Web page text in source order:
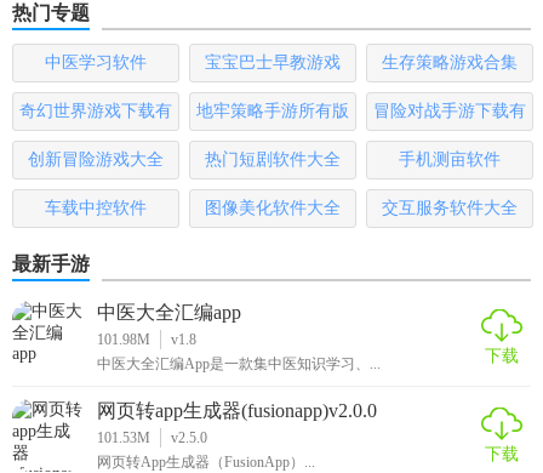
热门专题
中医学习软件 宝宝巴士早教游戏 生存策略游戏合集
奇幻世界游戏下载有
哪些
地牢策略手游所有版
本
冒险对战手游下载有
哪些
创新冒险游戏大全 热门短剧软件大全 手机测亩软件
车载中控软件 图像美化软件大全 交互服务软件大全
最新手游
中医大全汇编app
101.98M
v1.8
中医大全汇编App是一款集中医知识学习、...
下载
网页转app生成器(fusionapp)v2.0.0
101.53M
v2.5.0
网页转App生成器（FusionApp）...
下载